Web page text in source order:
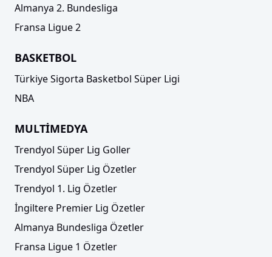
Almanya 2. Bundesliga
Fransa Ligue 2
BASKETBOL
Türkiye Sigorta Basketbol Süper Ligi
NBA
MULTİMEDYA
Trendyol Süper Lig Goller
Trendyol Süper Lig Özetler
Trendyol 1. Lig Özetler
İngiltere Premier Lig Özetler
Almanya Bundesliga Özetler
Fransa Ligue 1 Özetler